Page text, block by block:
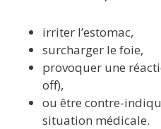
irriter l’estomac,
surcharger le foie,
provoquer une
off),
ou être contre-
situation médicale.